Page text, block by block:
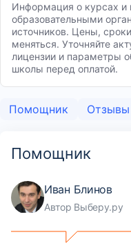
Информация о курсах и
образовательными
источников. Цены,
меняться. Уточняйте
лицензии и параметры
школы перед оплатой.
Помощник Отзывы
Помощник
Иван Блинов
Автор Выберу.ру